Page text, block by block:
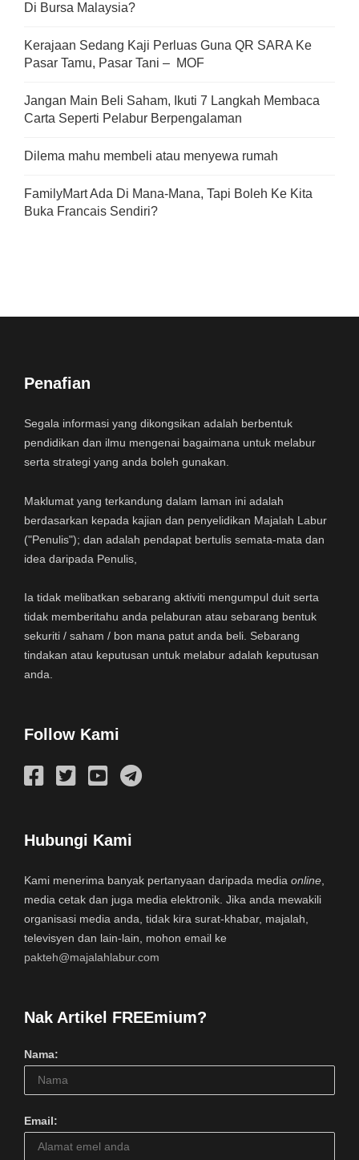
Di Bursa Malaysia?
Kerajaan Sedang Kaji Perluas Guna QR SARA Ke
Pasar Tamu, Pasar Tani – MOF
Jangan Main Beli Saham, Ikuti 7 Langkah Membaca
Carta Seperti Pelabur Berpengalaman
Dilema mahu membeli atau menyewa rumah
FamilyMart Ada Di Mana-Mana, Tapi Boleh Ke Kita
Buka Francais Sendiri?
Penafian
Segala informasi yang dikongsikan adalah berbentuk
pendidikan dan ilmu mengenai bagaimana untuk melabur
serta strategi yang anda boleh gunakan.
Maklumat yang terkandung dalam laman ini adalah
berdasarkan kepada kajian dan penyelidikan Majalah Labur
("Penulis"); dan adalah pendapat bertulis semata-mata dan
idea daripada Penulis,
Ia tidak melibatkan sebarang aktiviti mengumpul duit serta
tidak memberitahu anda pelaburan atau sebarang bentuk
sekuriti / saham / bon mana patut anda beli. Sebarang
tindakan atau keputusan untuk melabur adalah keputusan
anda.
Follow Kami
Hubungi Kami
Kami menerima banyak pertanyaan daripada media online
media cetak dan juga media elektronik. Jika anda mewakili
organisasi media anda, tidak kira surat-khabar, majalah,
televisyen dan lain-lain, mohon email ke
pakteh@majalahlabur.com
Nak Artikel FREEmium?
Nama:
Email: